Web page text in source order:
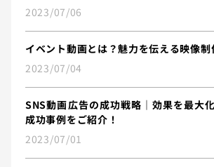
2023/07/06
イベント動画とは？魅力を伝える映像制
2023/07/04
SNS動画広告の成功戦略｜効果を最大
成功事例をご紹介！
2023/07/01